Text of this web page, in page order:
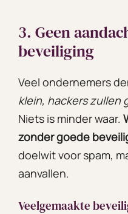
3. Geen
beveiliging
Veel ondernemers
klein, hackers zullen
Niets is minder waar.
zonder goede
doelwit voor spam,
aanvallen.
Veelgemaakte